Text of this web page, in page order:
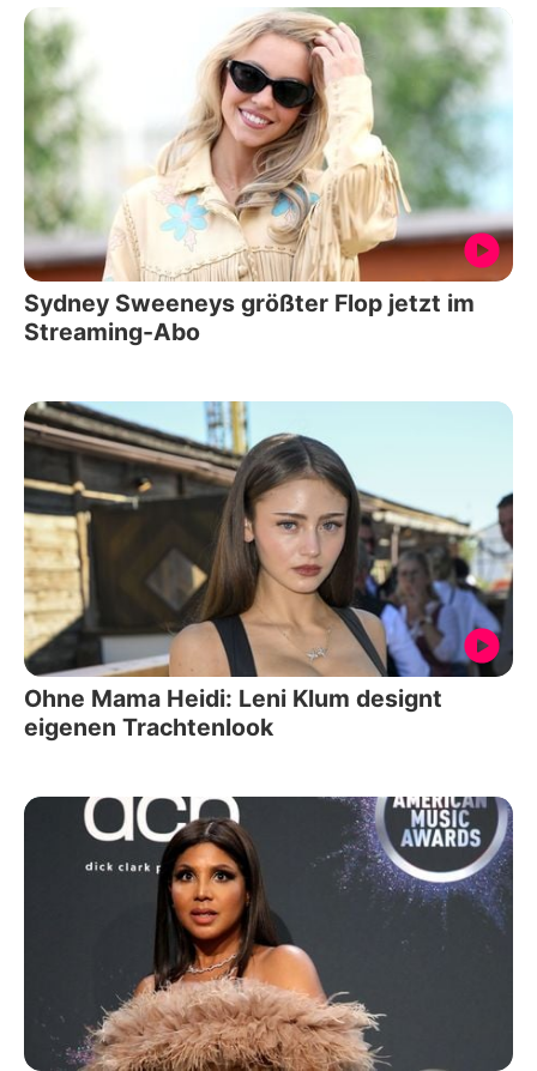
Sydney Sweeneys größter Flop jetzt im
Streaming-Abo
Ohne Mama Heidi: Leni Klum designt
eigenen Trachtenlook